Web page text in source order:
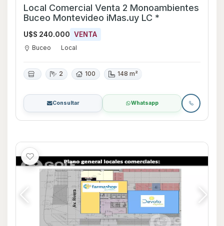
Local Comercial Venta 2 Monoambientes
Buceo Montevideo iMas.uy LC *
U$S 240.000 VENTA
Buceo Local
2 100 148 m²
Consultar Whatsapp